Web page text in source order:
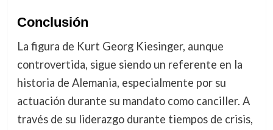
Conclusión
La figura de Kurt Georg Kiesinger, aunque
controvertida, sigue siendo un referente en la
historia de Alemania, especialmente por su
actuación durante su mandato como canciller. A
través de su liderazgo durante tiempos de crisis,